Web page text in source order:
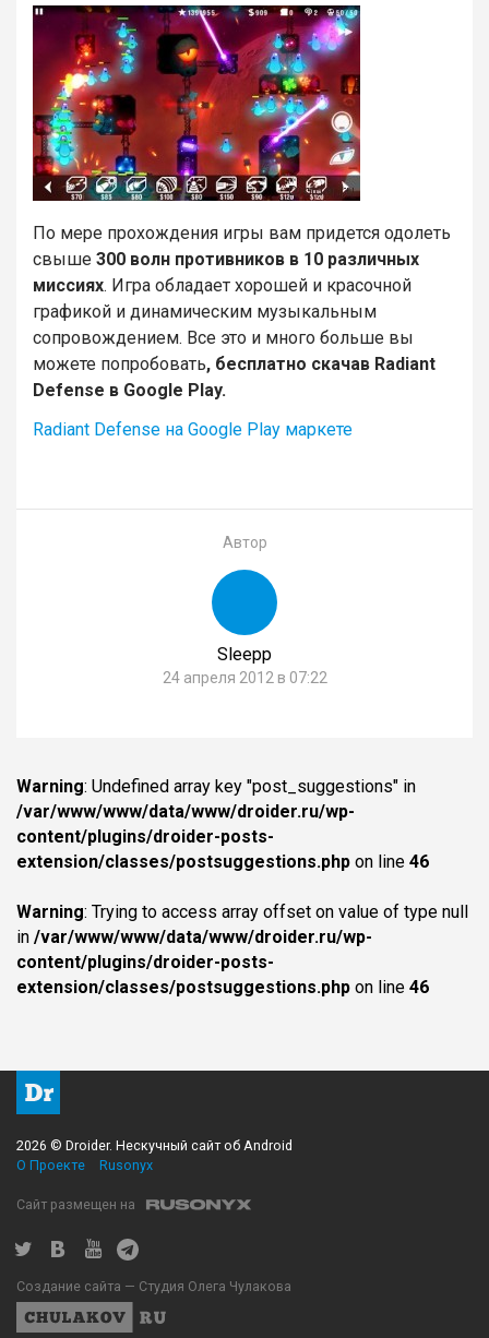
По мере прохождения игры вам придется одолеть
свыше 300 волн противников в 10 различных
миссиях. Игра обладает хорошей и красочной
графикой и динамическим музыкальным
сопровождением. Все это и много больше вы
можете попробовать, бесплатно скачав Radiant
Defense в Google Play.
Radiant Defense на Google Play маркете
Автор
Sleepp
24 апреля 2012 в 07:22
Warning: Undefined array key "post_suggestions" in
/var/www/www/data/www/droider.ru/wp-
content/plugins/droider-posts-
extension/classes/postsuggestions.php on line 46
Warning: Trying to access array offset on value of type null
in /var/www/www/data/www/droider.ru/wp-
content/plugins/droider-posts-
extension/classes/postsuggestions.php on line 46
2026 © Droider. Нескучный сайт об Android
О Проекте
Rusonyx
Сайт размещен на
Создание сайта — Студия Олега Чулакова